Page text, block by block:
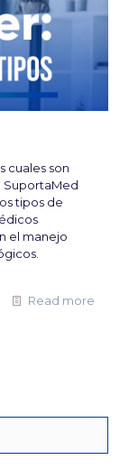
cuales son
SuportaMed
tipos de
el manejo
Read more